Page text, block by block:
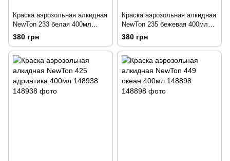
Краска аэрозольная алкидная
NewTon 233 белая 400мл
149087
380 грн
Краска аэрозольная алкидная
NewTon 235 бежевая 400мл
149077
380 грн